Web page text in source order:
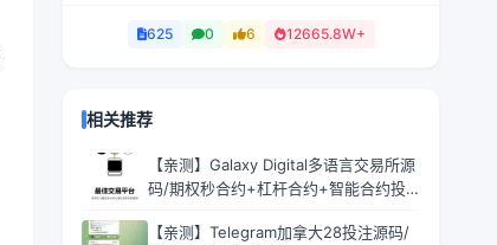
625 0 6 12665.8W+
相关推荐
【亲测】Galaxy Digital多语言交易所源
码/期权秒合约+杠杆合约+智能合约投
【亲测】Telegram加拿大28投注源码/